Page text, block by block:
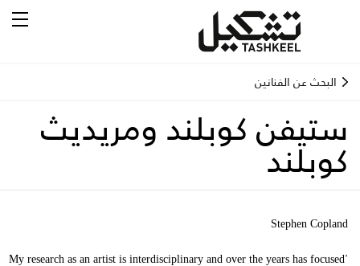
البحث عن الفنانين
ستيفن كوبلند ومريديث
كوبلند
Stephen Copland
"My research as an artist is interdisciplinary and over the years has focused